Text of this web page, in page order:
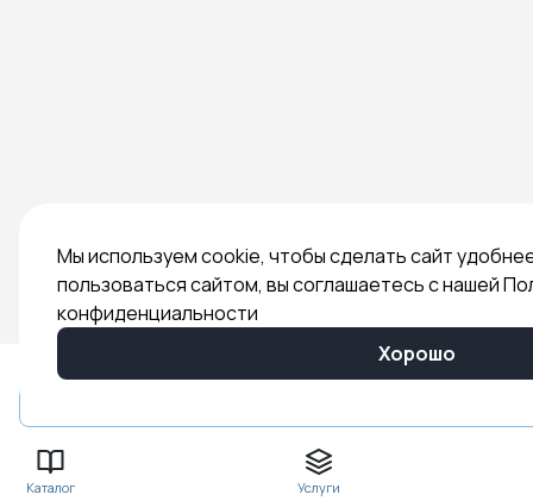
Каталог Услуги
Мы используем cookie, чтобы сделать сайт
пользоваться сайтом, вы соглашаетесь с нашей
конфиденциальности
Хорошо